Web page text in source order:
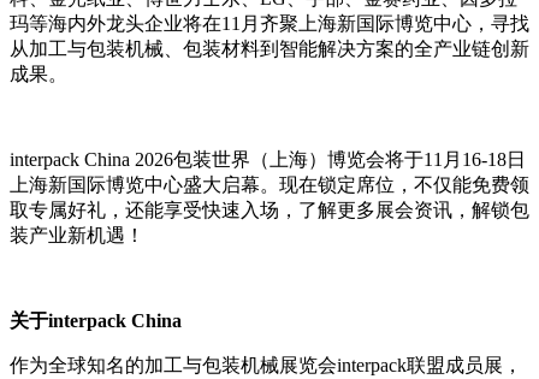
玛等海内外龙头企业将在11月齐聚上海新国际博览中心，寻找
从加工与包装机械、包装材料到智能解决方案的全产业链创新
成果。
interpack China 2026包装世界（上海）博览会将于11月16-18日
上海新国际博览中心盛大启幕。现在锁定席位，不仅能免费领
取专属好礼，还能享受快速入场，了解更多展会资讯，解锁包
装产业新机遇！
关于interpack China
作为全球知名的加工与包装机械展览会interpack联盟成员展，